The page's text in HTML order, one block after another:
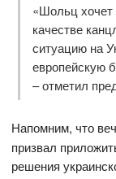
«Шольц хочет
качестве
ситуацию на
европейскую
– отметил
Напомним, что
призвал
решения